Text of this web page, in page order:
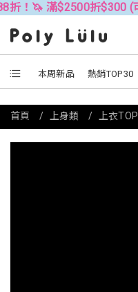
折$300 (可累折）
本周新品 熱銷TOP30
首頁 上身類 上衣TOP